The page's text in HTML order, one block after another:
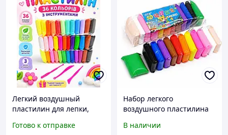
Легкий воздушный
пластилин для лепки,
Готово к отправке
Набор легкого
воздушного пластилина
зип-пакетах, суперлегкий
В наличии